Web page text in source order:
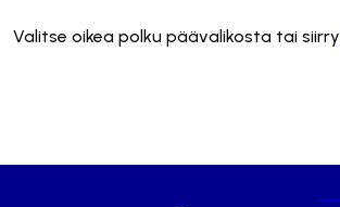
Valitse oikea polku päävalikosta tai siirry